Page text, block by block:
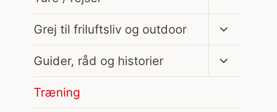
Grej til friluftsliv og outdoor
Skift
Guider, råd og historier
Skift
Træning